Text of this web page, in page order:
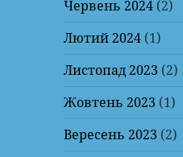
Червень 2024 (2)
Лютий 2024 (1)
Листопад 2023 (2)
Жовтень 2023 (1)
Вересень 2023 (2)